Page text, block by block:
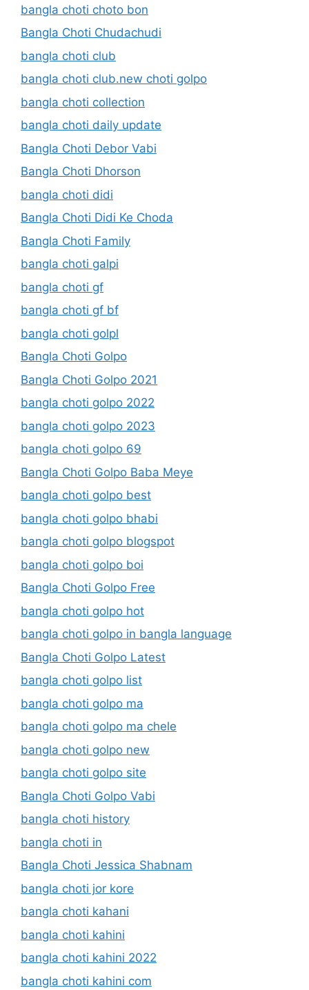
bangla choti choto bon
Bangla Choti Chudachudi
bangla choti club
bangla choti club.new choti golpo
bangla choti collection
bangla choti daily update
Bangla Choti Debor Vabi
Bangla Choti Dhorson
bangla choti didi
Bangla Choti Didi Ke Choda
Bangla Choti Family
bangla choti galpi
bangla choti gf
bangla choti gf bf
bangla choti golpl
Bangla Choti Golpo
Bangla Choti Golpo 2021
bangla choti golpo 2022
bangla choti golpo 2023
bangla choti golpo 69
Bangla Choti Golpo Baba Meye
bangla choti golpo best
bangla choti golpo bhabi
bangla choti golpo blogspot
bangla choti golpo boi
Bangla Choti Golpo Free
bangla choti golpo hot
bangla choti golpo in bangla language
Bangla Choti Golpo Latest
bangla choti golpo list
bangla choti golpo ma
bangla choti golpo ma chele
bangla choti golpo new
bangla choti golpo site
Bangla Choti Golpo Vabi
bangla choti history
bangla choti in
Bangla Choti Jessica Shabnam
bangla choti jor kore
bangla choti kahani
bangla choti kahini
bangla choti kahini 2022
bangla choti kahini com